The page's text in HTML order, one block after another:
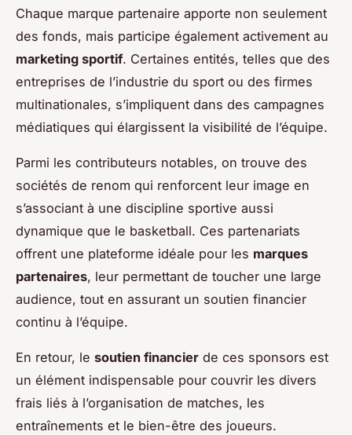
Chaque marque partenaire apporte non seulement
des fonds, mais participe également activement au
marketing sportif. Certaines entités, telles que des
entreprises de l’industrie du sport ou des firmes
multinationales, s’impliquent dans des campagnes
médiatiques qui élargissent la visibilité de l’équipe.
Parmi les contributeurs notables, on trouve des
sociétés de renom qui renforcent leur image en
s’associant à une discipline sportive aussi
dynamique que le basketball. Ces partenariats
offrent une plateforme idéale pour les marques
partenaires, leur permettant de toucher une large
audience, tout en assurant un soutien financier
continu à l’équipe.
En retour, le soutien financier de ces sponsors est
un élément indispensable pour couvrir les divers
frais liés à l’organisation de matches, les
entraînements et le bien-être des joueurs.